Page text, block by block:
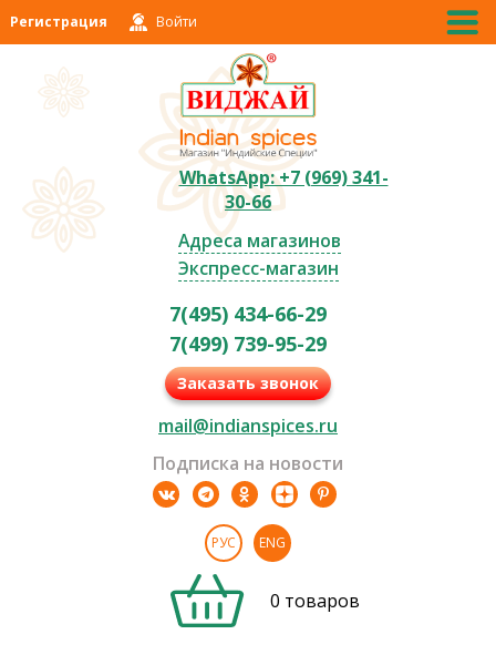
Регистрация Войти
WhatsApp: +7 (969) 341-
30-66
Адреса магазинов
Экспресс-магазин
7(495) 434-66-29
7(499) 739-95-29
Заказать звонок
mail@indianspices.ru
Подписка на новости
РУС ENG
0 товаров